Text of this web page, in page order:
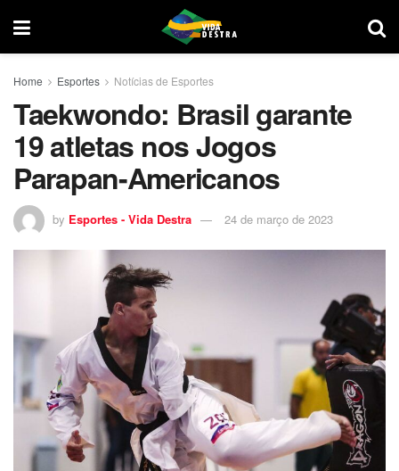
Home Esportes Notícias de Esportes
Taekwondo: Brasil garante
19 atletas nos Jogos
Parapan-Americanos
by Esportes - Vida Destra 24 de março de 2023